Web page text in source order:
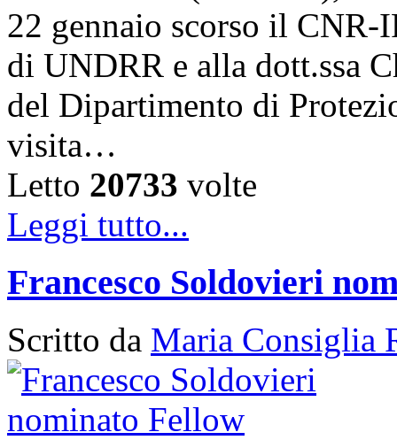
22 gennaio scorso il CNR-
di UNDRR e alla dott.ssa
del Dipartimento di
visita…
Letto 20733 volte
Leggi tutto...
Francesco Soldovieri
Scritto da Maria Consiglia